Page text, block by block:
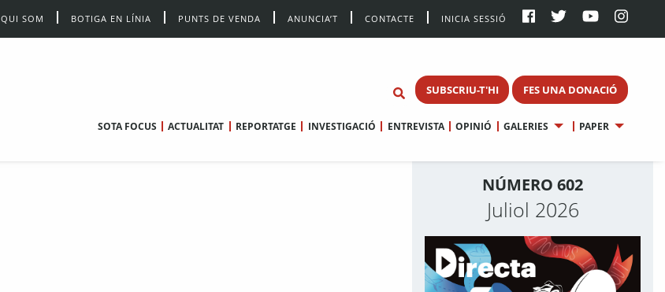
QUI SOM BOTIGA EN LÍNIA PUNTS DE VENDA ANUNCIA’T CONTACTE INICIA SESSIÓ
SUBSCRIU-T'HI FES UNA DONACIÓ
SOTA FOCUS ACTUALITAT REPORTATGE INVESTIGACIÓ ENTREVISTA OPINIÓ GALERIES PAPER
NÚMERO 602
Juliol 2026